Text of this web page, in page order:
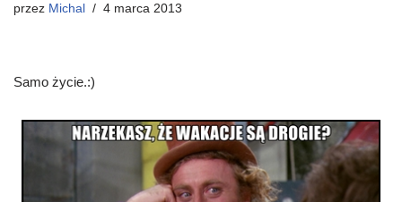
przez Michal 4 marca 2013
Samo życie.:)